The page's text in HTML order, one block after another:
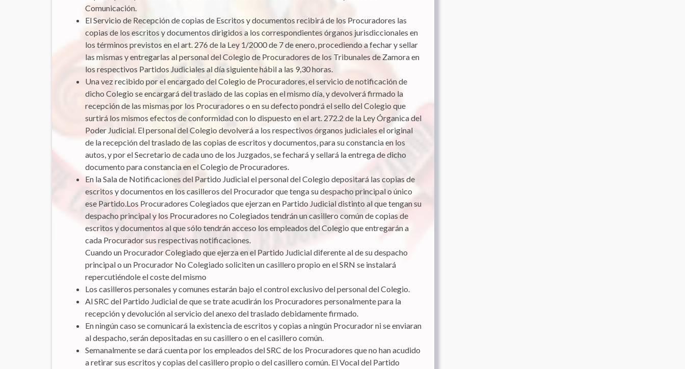
Comunicación.
El Servicio de Recepción de copias de Escritos y documentos recibirá de los Procuradores las
copias de los escritos y documentos dirigidos a los correspondientes órganos jurisdiccionales en
los términos previstos en el art. 276 de la Ley 1/2000 de 7 de enero, procediendo a fechar y sellar
las mismas y entregarlas al personal del Colegio de Procuradores de los Tribunales de Zamora en
los respectivos Partidos Judiciales al día siguiente hábil a las 9,30 horas.
Una vez recibido por el encargado del Colegio de Procuradores, el servicio de notificación de
dicho Colegio se encargará del traslado de las copias en el mismo día, y devolverá firmado la
recepción de las mismas por los Procuradores o en su defecto pondrá el sello del Colegio que
surtirá los mismos efectos de conformidad con lo dispuesto en el art. 272.2 de la Ley Órganica del
Poder Judicial. El personal del Colegio devolverá a los respectivos órganos judiciales el original
de la recepción del traslado de las copias de escritos y documentos, para su constancia en los
autos, y por el Secretario de cada uno de los Juzgados, se fechará y sellará la entrega de dicho
documento para constancia en el Colegio de Procuradores.
En la Sala de Notificaciones del Partido Judicial el personal del Colegio depositará las copias de
escritos y documentos en los casilleros del Procurador que tenga su despacho principal o único
ese Partido.Los Procuradores Colegiados que ejerzan en Partido Judicial distinto al que tengan su
despacho principal y los Procuradores no Colegiados tendrán un casillero común de copias de
escritos y documentos al que sólo tendrán acceso los empleados del Colegio que entregarán a
cada Procurador sus respectivas notificaciones.
Cuando un Procurador Colegiado que ejerza en el Partido Judicial diferente al de su despacho
principal o un Procurador No Colegiado soliciten un casillero propio en el SRN se instalará
repercutiéndole el coste del mismo
Los casilleros personales y comunes estarán bajo el control exclusivo del personal del Colegio.
Al SRC del Partido Judicial de que se trate acudirán los Procuradores personalmente para la
recepción y devolución al servicio del anexo del traslado debidamente firmado.
En ningún caso se comunicará la existencia de escritos y copias a ningún Procurador ni se enviaran
al despacho, serán depositadas en su casillero o en el casillero común.
Semanalmente se dará cuenta por los empleados del SRC de los Procuradores que no han acudido
a retirar sus escritos y copias del casillero propio o del casillero común. El Vocal del Partido